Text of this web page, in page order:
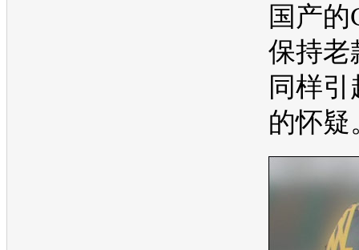
国产的
保持老
同样
的怀疑